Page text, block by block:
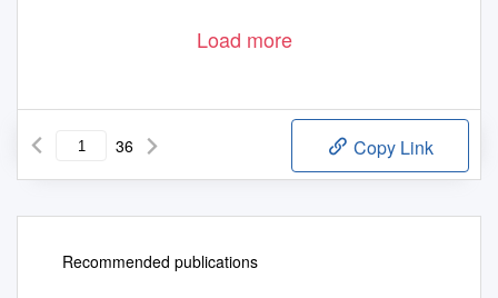
Load more
36 Copy Link
Recommended publications